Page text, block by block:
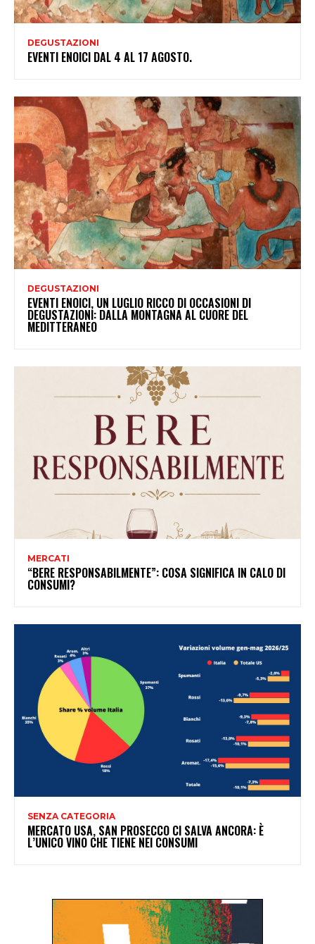
DEGUSTAZIONI
EVENTI ENOICI DAL 4 AL 17 AGOSTO.
DEGUSTAZIONI
EVENTI ENOICI, UN LUGLIO RICCO DI OCCASIONI DI
DEGUSTAZIONI: DALLA MONTAGNA AL CUORE DEL
MEDITTERANEO
MERCATI
“BERE RESPONSABILMENTE”: COSA SIGNIFICA IN CALO DI
CONSUMI?
SENZA CATEGORIA
MERCATO USA, SAN PROSECCO CI SALVA ANCORA: È
L’UNICO VINO CHE TIENE NEI CONSUMI